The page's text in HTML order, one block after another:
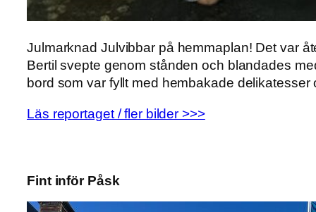
Julmarknad Julvibbar på hemmaplan! Det var
Bertil svepte genom stånden och blandades
bord som var fyllt med hembakade
Läs reportaget / fler bilder >>>
Fint inför Påsk